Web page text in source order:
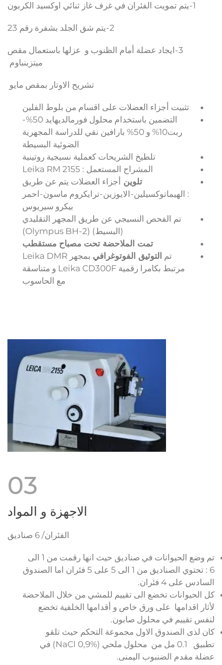
1-يتم تمويت الفئران في غرف غاز ثنائي اوكسيد الكربون
2-يتم شق الجلد بشفرة رقم 23
3-ايجاد عضلة أمام الظنوب و عزلها باستعمال مقص
ميتزينباوم
تشريح الاوتار بمقص مايو
تثبيت أجزاء العضلات على اقسام من بلوط الفلين
التضمين باستخدام محلول فورمالديهايد 50%-
ربت10% و 50% بارافين نقي للدراسة المجهرية
الضوئية البسيطة
تلطيخ الشريحات كعملية نسيجية روتينية
المشراح المستعمل : Leika RM 2155
تلوين أجزاء العضلات يتم عن طريق
: الهيماتوكسيلين-الايوزين-ترايكروم ماسون-احمر
بيكرو سيريوس
تم الفحص النسيجي عن طريق المجهر التقليدي
(البسيط) (Olympus BH-2)
تمت الملاحضة تحت مصباح مستقطب
تم التوثيق الفوتوغرافي
بمجهر Leika DMR
مرتبط بكامرا رقمية Leika CD300F و متناسقة
مع الحاسوب
03
الاجهزة و المواد
الفئران/ 6 صناديق
تم وضع الحيوانات في صناديق حيث انها رقمت من 1 الى
6 : تحتوي الصناديق من 1 الى 5 على 5 فئران اما الصندوق
السادس على 4 فئران.
كل الحيوانات تخضع الى تقييم للمشي من خلال الملاحضة
لأثار اقدامها على ورق خاص و أقدامها الخلفية تخضع
لنفس تقييم في محلول صابون.
كان لذى الصندوق الاول مجموعة التحكم حيث تلقو
تطبيق 0.1 مل من محلول ملحي (NaCl 0,9%) في
عضلة مقدم الضنبوب اليمنى.